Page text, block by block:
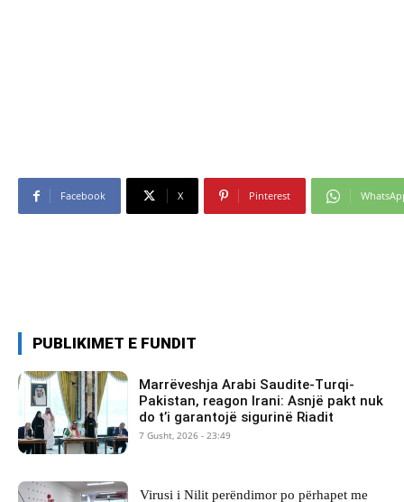
Facebook X Pinterest
PUBLIKIMET E FUNDIT
Marrëveshja Arabi Saudite-Turqi-
Pakistan, reagon Irani: Asnjë pakt nuk
do t’i garantojë sigurinë Riadit
7 Gusht, 2026 - 23:49
Virusi i Nilit perëndimor po përhapet me